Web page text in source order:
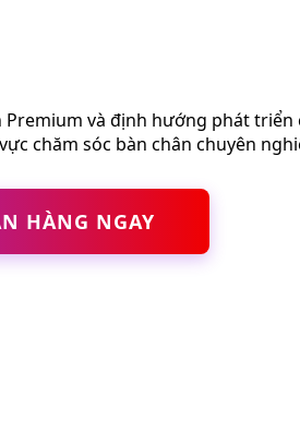
và định hướng phát
chăm sóc bàn chân chuyên
HÀNG NGAY